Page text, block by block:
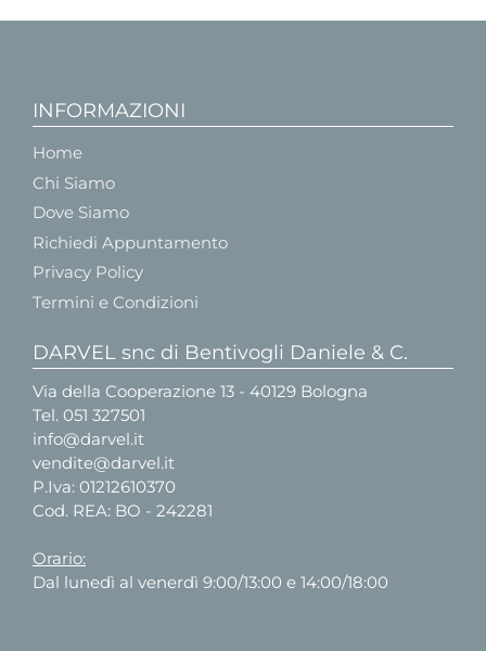
INFORMAZIONI
Home
Chi Siamo
Dove Siamo
Richiedi Appuntamento
Privacy Policy
Termini e Condizioni
DARVEL snc di Bentivogli Daniele & C.
Via della Cooperazione 13 - 40129 Bologna
Tel. 051 327501
info@darvel.it
vendite@darvel.it
P.Iva: 01212610370
Cod. REA: BO - 242281
Orario:
Dal lunedì al venerdì 9:00/13:00 e 14:00/18:00